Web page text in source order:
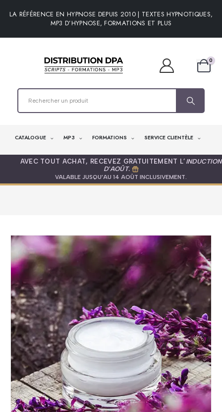
LA RÉFÉRENCE EN HYPNOSE DEPUIS 2010 | TEXTES HYPNOTIQUES,
MP3 D’HYPNOSE, FORMATIONS ET PLUS
0
CATALOGUE MP3 FORMATIONS SERVICE CLIENTÈLE
AVEC TOUT ACHAT, RECEVEZ GRATUITEMENT L’ INDUCTION
D'AOÛT.
VALABLE JUSQU’AU 14 AOÛT INCLUSIVEMENT.